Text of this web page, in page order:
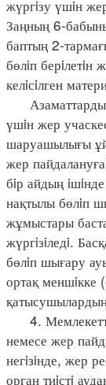
жүргiзу үшiн
Заңның 6-
баптың 2-
бөлiп берiлетiн
келiсiлген
үшiн жер
шаруашылығы
жер
бiр айдың iшiнде
нақтылы бөлiп
жұмыстары
жүргiзiледi.
бөлiп шығару
ортақ меншiкке
4.
немесе жер
негiзiнде, жер
орган тиiстi